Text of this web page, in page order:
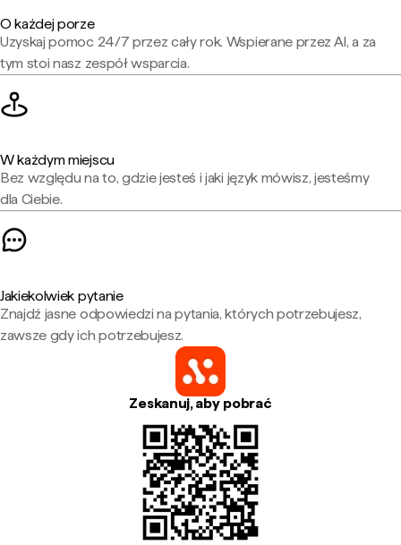
O każdej porze
Uzyskaj pomoc 24/7 przez cały rok. Wspierane przez AI, a za
tym stoi nasz zespół wsparcia.
W każdym miejscu
Bez względu na to, gdzie jesteś i jaki język mówisz, jesteśmy
dla Ciebie.
Jakiekolwiek pytanie
Znajdź jasne odpowiedzi na pytania, których potrzebujesz,
zawsze gdy ich potrzebujesz.
Zeskanuj, aby pobrać